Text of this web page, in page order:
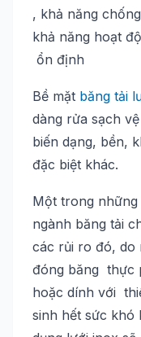
, khả năng
khả năng hoạt
ổn định
Bề mặt băng tải
dàng rửa sạch
biến dạng, bền,
đặc biệt khác.
Một trong những
ngành băng tải
các rủi ro đó, do
đóng băng thực
hoặc dính với
sinh hết sức khó